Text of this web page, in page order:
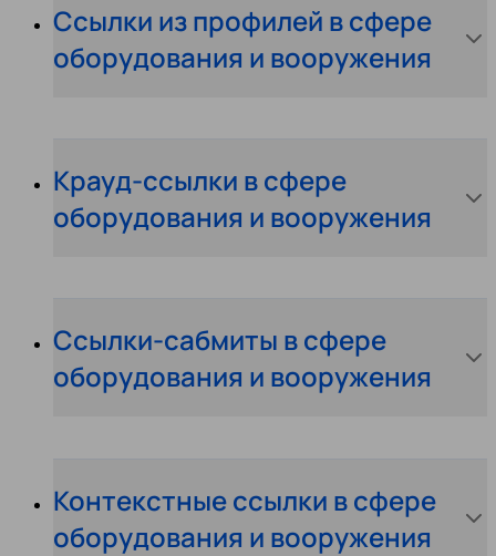
Ссылки из профилей в сфере
оборудования и вооружения
Крауд-ссылки в сфере
оборудования и вооружения
Ссылки-сабмиты в сфере
оборудования и вооружения
Контекстные ссылки в сфере
оборудования и вооружения